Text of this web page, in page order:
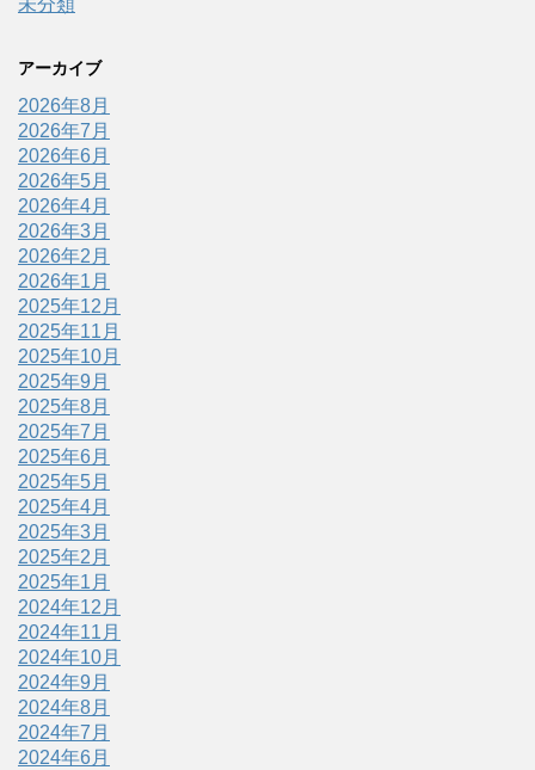
未分類
アーカイブ
2026年8月
2026年7月
2026年6月
2026年5月
2026年4月
2026年3月
2026年2月
2026年1月
2025年12月
2025年11月
2025年10月
2025年9月
2025年8月
2025年7月
2025年6月
2025年5月
2025年4月
2025年3月
2025年2月
2025年1月
2024年12月
2024年11月
2024年10月
2024年9月
2024年8月
2024年7月
2024年6月